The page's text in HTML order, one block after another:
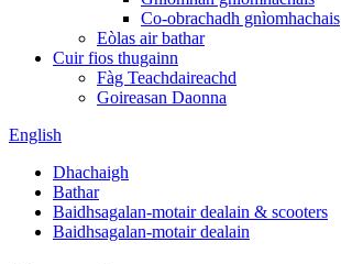
Co-obrachadh gnìomhachais
Eòlas air bathar
Cuir fios thugainn
Fàg Teachdaireachd
Goireasan Daonna
English
Dhachaigh
Bathar
Baidhsagalan-motair dealain & scooters
Baidhsagalan-motair dealain